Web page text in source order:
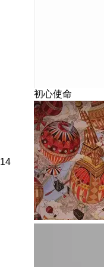
初心使命
14